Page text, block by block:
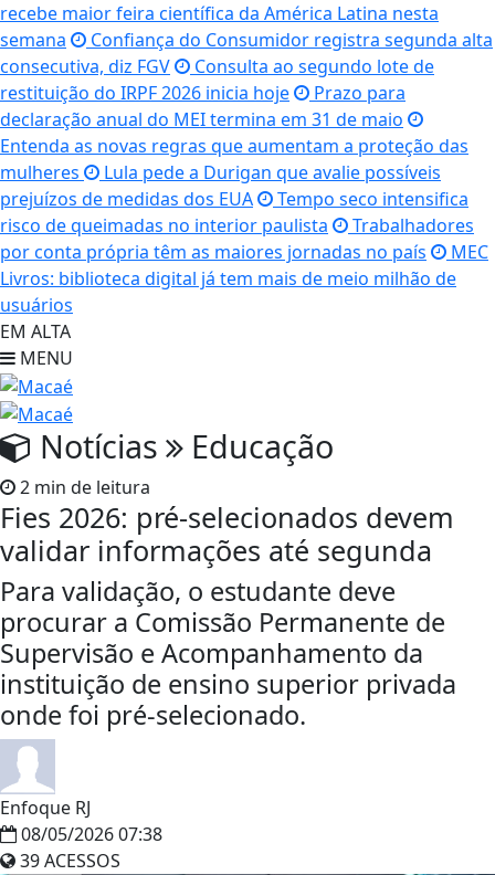
recebe maior feira científica da América Latina nesta
semana
Confiança do Consumidor registra segunda alta
consecutiva, diz FGV
Consulta ao segundo lote de
restituição do IRPF 2026 inicia hoje
Prazo para
declaração anual do MEI termina em 31 de maio
Entenda as novas regras que aumentam a proteção das
mulheres
Lula pede a Durigan que avalie possíveis
prejuízos de medidas dos EUA
Tempo seco intensifica
risco de queimadas no interior paulista
Trabalhadores
por conta própria têm as maiores jornadas no país
MEC
Livros: biblioteca digital já tem mais de meio milhão de
usuários
EM ALTA
MENU
Notícias Educação
2 min de leitura
Fies 2026: pré-selecionados devem
validar informações até segunda
Para validação, o estudante deve
procurar a Comissão Permanente de
Supervisão e Acompanhamento da
instituição de ensino superior privada
onde foi pré-selecionado.
Enfoque RJ
08/05/2026 07:38
39 ACESSOS